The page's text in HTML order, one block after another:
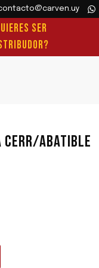
SER
CERR/ABATIBLE